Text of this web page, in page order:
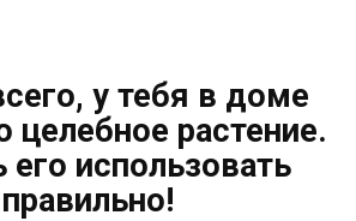
у тебя в доме
целебное растение.
его использовать
правильно!